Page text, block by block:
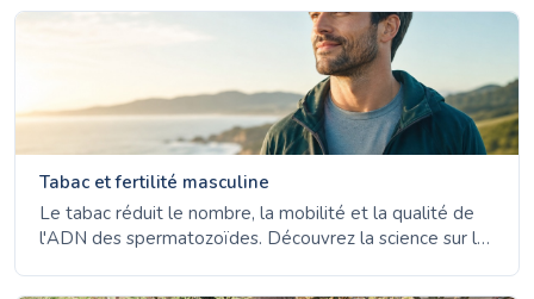
Tabac et fertilité masculine
Le tabac réduit le nombre, la mobilité et la qualité de
l'ADN des spermatozoïdes. Découvrez la science sur le